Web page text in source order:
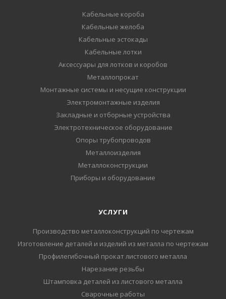
Кабельные короба
Кабельные желоба
Кабельные эстокады
Кабельные лотки
Аксессуары для лотков и коробов
Металлопрокат
Монтажные системы и несущие конструкции
Электромонтажные изделия
Закладные и отборные устройства
Электротехническое оборудование
Опоры трубопроводов
Металлоизделия
Металлоконструкции
Приборы и оборудование
УСЛУГИ
Производство металлоконструкций по чертежам
Изготовление деталей и изделий из металла по чертежам
Профилегибочный прокат листового металла
Нарезание резьбы
Штамповка деталей из листового металла
Сварочные работы